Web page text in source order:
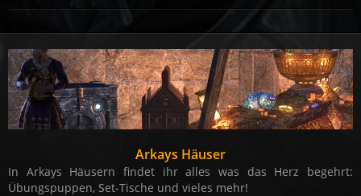
Arkays Häuser
In Arkays Häusern findet ihr alles was das Herz begehrt:
Übungspuppen, Set-Tische und vieles mehr!